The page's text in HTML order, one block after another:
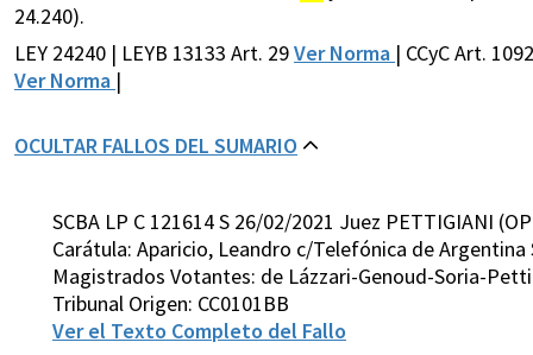
24.240).
LEY 24240 | LEYB 13133 Art. 29Ver Norma | CCyC Art.
Ver Norma |
OCULTAR FALLOS DEL SUMARIO
SCBA LP C 121614 S 26/02/2021 Juez PETTIGIANI
Carátula: Aparicio, Leandro c/Telefónica de Argentina
Magistrados Votantes: de Lázzari-Genoud-Soria-
Tribunal Origen: CC0101BB
Ver el Texto Completo del Fallo